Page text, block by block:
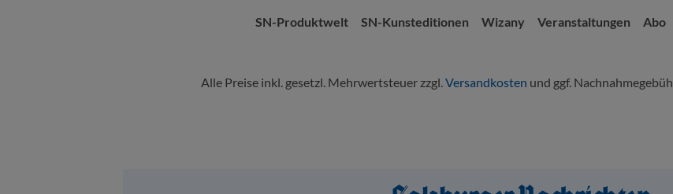
SN-Produktwelt SN-Kunsteditionen Wizany Veranstaltungen Abo
Alle Preise inkl. gesetzl. Mehrwertsteuer zzgl.Versandkosten und ggf.